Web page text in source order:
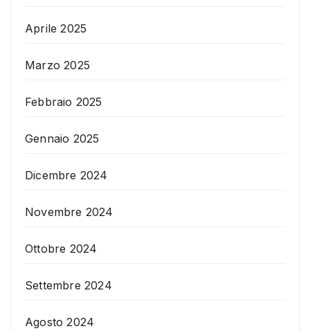
Aprile 2025
Marzo 2025
Febbraio 2025
Gennaio 2025
Dicembre 2024
Novembre 2024
Ottobre 2024
Settembre 2024
Agosto 2024